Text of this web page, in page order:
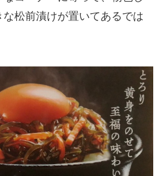
松前漬けが置いてあるでは